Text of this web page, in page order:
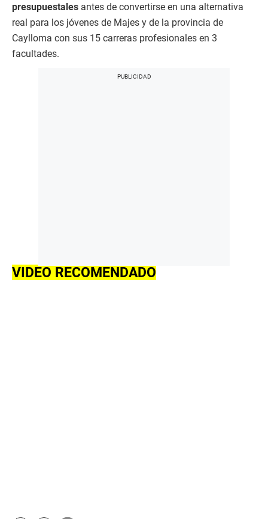
presupuestales antes de convertirse en una alternativa
real para los jóvenes de Majes y de la provincia de
Caylloma con sus 15 carreras profesionales en 3
facultades.
VIDEO RECOMENDADO